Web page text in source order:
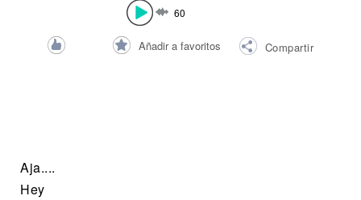
60
Añadir a favoritos Compartir
Aja....
Hey